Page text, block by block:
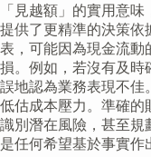
「見越額」的實用意
提供了更精準的決策依
表，可能因為現金流動
損。例如，若沒有及時
誤地認為業務表現不佳
低估成本壓力。準確的
識別潛在風險，甚至規
是任何希望基於事實作